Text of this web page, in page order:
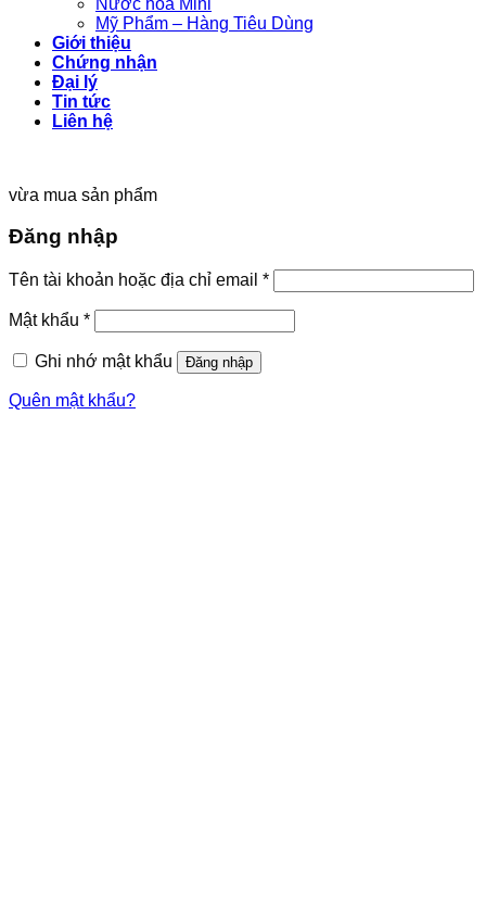
Mỹ Phẩm – Hàng Tiêu Dùng
Giới thiệu
Chứng nhận
Đại lý
Tin tức
Liên hệ
vừa mua sản phẩm
Đăng nhập
Tên tài khoản hoặc địa chỉ email *
Mật khẩu *
Ghi nhớ mật khẩu Đăng nhập
Quên mật khẩu?